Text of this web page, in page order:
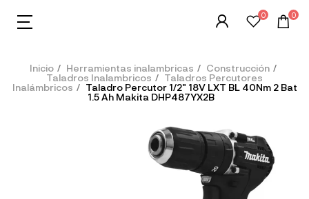
0 0
Inicio Herramientas inalambricas
Construcción
Taladros Inalambricos
Taladros Percutores
Inalámbricos
Taladro Percutor 1/2" 18V LXT BL 40Nm 2 Bat
1.5 Ah Makita DHP487YX2B